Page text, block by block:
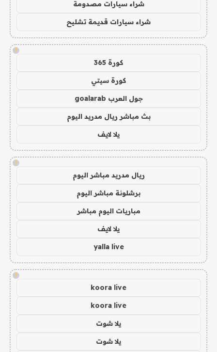
شراء سيارات مصدومة
شراء سيارات قديمة تشليح
!
كورة 365
كورة سيتي
جول العرب goalarab
بث مباشر ريال مدريد اليوم
يلا لايف
!
ريال مدريد مباشر اليوم
برشلونة مباشر اليوم
مباريات اليوم مباشر
يلا لايف
yalla live
!
koora live
koora live
يلا شوت
يلا شوت